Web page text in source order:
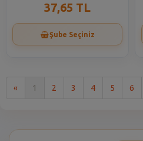
37,65 TL
Şube Seçiniz
« 1 2 3 4 5 6